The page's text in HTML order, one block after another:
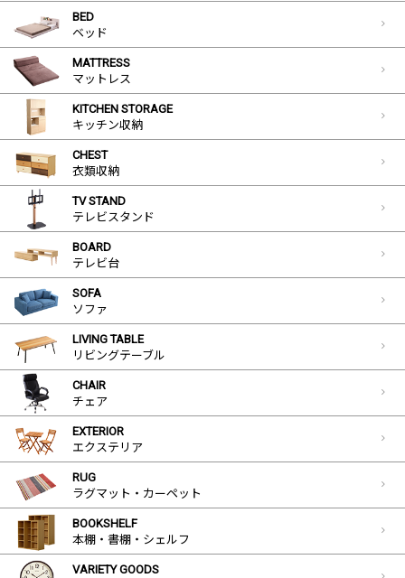
BED
ベッド
MATTRESS
マットレス
KITCHEN STORAGE
キッチン収納
CHEST
衣類収納
TV STAND
テレビスタンド
BOARD
テレビ台
SOFA
ソファ
LIVING TABLE
リビングテーブル
CHAIR
チェア
EXTERIOR
エクステリア
RUG
ラグマット・カーペット
BOOKSHELF
本棚・書棚・シェルフ
VARIETY GOODS